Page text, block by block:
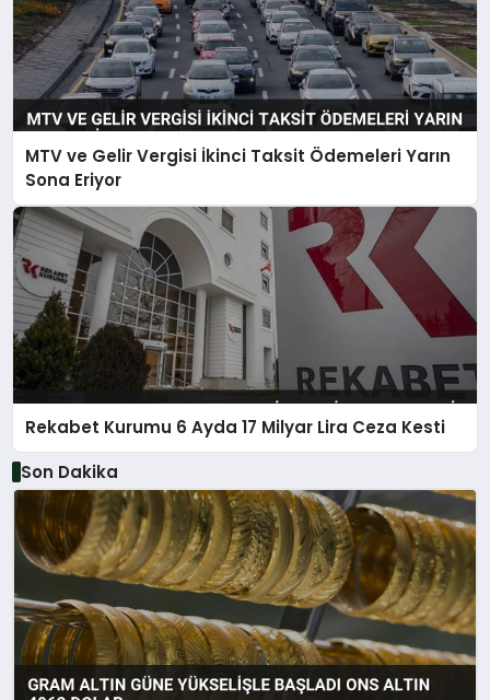
MTV ve Gelir Vergisi İkinci Taksit Ödemeleri Yarın
Sona Eriyor
Rekabet Kurumu 6 Ayda 17 Milyar Lira Ceza Kesti
Son Dakika